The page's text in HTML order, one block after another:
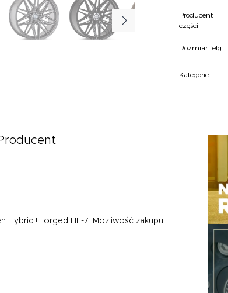
Producent
części
Rozmiar felg
Kategorie
Hybrid+Forged HF-7. Możliwość zakupu